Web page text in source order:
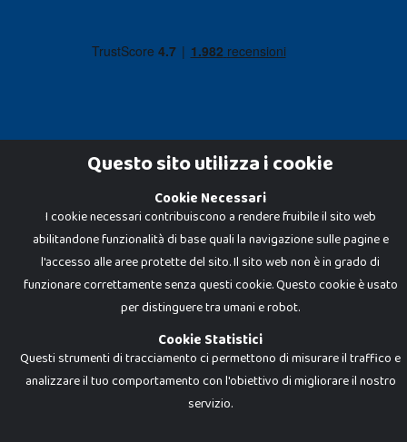
Dadi e Mattoncini è un brand di Giocabene Srl. Ogni riproduzione o utilizzo non
espressamente autorizzato è severamente vietato. Tutti i loghi, marchi,
brand elencati nel presente shop sono di proprietà dei rispettivi titolari.
I prezzi e le promozioni pubblicate potrebbero differire da quanto esposto in
negozio.
Giocabene Srl - via della Posta 8, 20123 Milano (MI)
P.IVA 02608090425 - REA AN201199 - C.S. 10.000 i.v.
Questo sito utilizza i cookie
Cookie Necessari
I cookie necessari contribuiscono a rendere fruibile il sito web
abilitandone funzionalità di base quali la navigazione sulle pagine e
l'accesso alle aree protette del sito. Il sito web non è in grado di
funzionare correttamente senza questi cookie. Questo cookie è usato
per distinguere tra umani e robot.
Cookie Statistici
Questi strumenti di tracciamento ci permettono di misurare il traffico e
analizzare il tuo comportamento con l'obiettivo di migliorare il nostro
servizio.